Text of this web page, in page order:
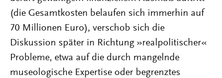
(die Gesamtkosten belaufen sich immerhin auf
70 Millionen Euro), verschob sich die
Diskussion später in Richtung »realpolitischer«
Probleme, etwa auf die durch mangelnde
museologische Expertise oder begrenztes